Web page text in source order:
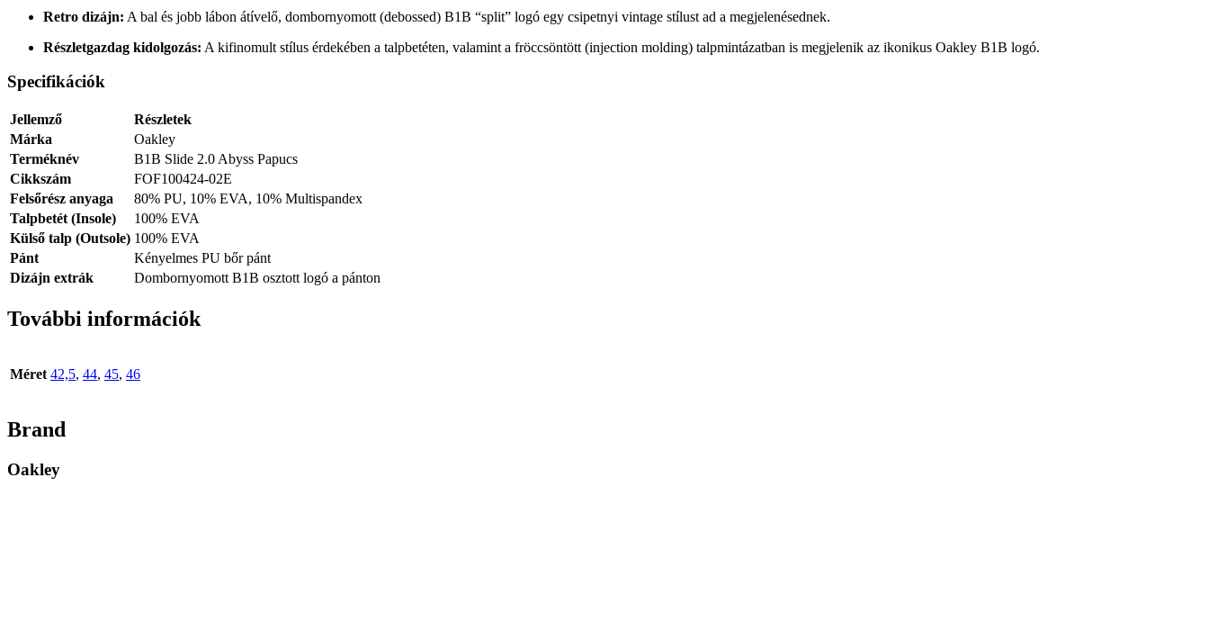
Retro dizájn: A bal és jobb lábon átívelő, dombornyomott (debossed) B1B “split” logó egy csipetnyi vintage stílust ad a megjelenésednek.
Részletgazdag kidolgozás: A kifinomult stílus érdekében a talpbetéten, valamint a fröccsöntött (injection molding) talpmintázatban is megjelenik az ikonikus Oakley B1B logó.
Specifikációk
Jellemző
Részletek
Márka
Oakley
Terméknév
B1B Slide 2.0 Abyss Papucs
Cikkszám
FOF100424-02E
Felsőrész anyaga
80% PU, 10% EVA, 10% Multispandex
Talpbetét (Insole)
100% EVA
Külső talp (Outsole) 100% EVA
Pánt
Kényelmes PU bőr pánt
Dizájn extrák
Dombornyomott B1B osztott logó a pánton
További információk
Méret 42,5, 44, 45, 46
Brand
Oakley